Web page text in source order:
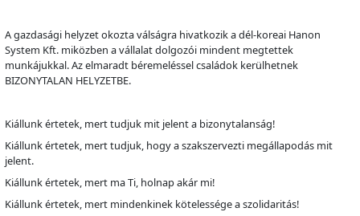
A gazdasági helyzet okozta válságra hivatkozik a dél-koreai Hanon
System Kft. miközben a vállalat dolgozói mindent megtettek
munkájukkal. Az elmaradt béremeléssel családok kerülhetnek
BIZONYTALAN HELYZETBE.
Kiállunk értetek, mert tudjuk mit jelent a bizonytalanság!
Kiállunk értetek, mert tudjuk, hogy a szakszervezti megállapodás mit
jelent.
Kiállunk értetek, mert ma Ti, holnap akár mi!
Kiállunk értetek, mert mindenkinek kötelessége a szolidaritás!